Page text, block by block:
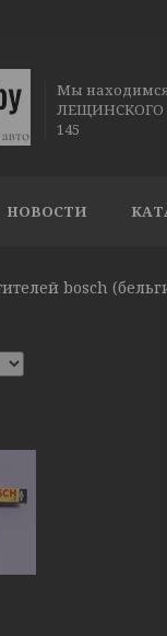
Мы
ЛЕЩИНСКОГО
145
НОВОСТИ
bosch